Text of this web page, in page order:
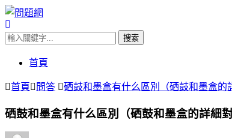
首頁
首頁 問答 硒鼓和墨盒有什么區別（硒鼓和墨盒的
硒鼓和墨盒有什么區別（硒鼓和墨盒的詳細對